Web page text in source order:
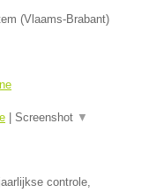
(Vlaams-Brabant)
Screenshot ▼
controle,